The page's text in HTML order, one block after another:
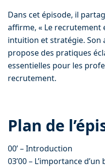
Dans cet épisode, il
affirme, « Le recrutement
intuition et stratégie. Son
propose des pratiques
essentielles pour les
recrutement.
Plan de
00’ – Introduction
03’00 – L’importance